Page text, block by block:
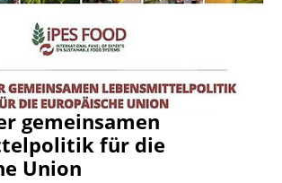
gemeinsamen
für die
Union